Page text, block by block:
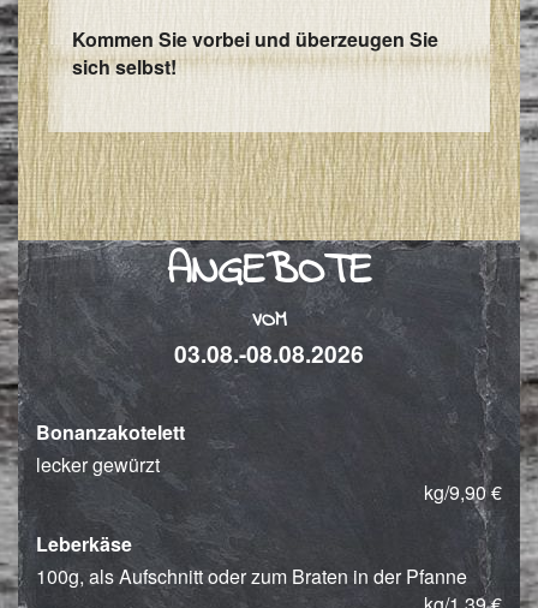
Kommen Sie vorbei und überzeugen Sie
sich selbst!
ANGEBOTE
VOM
03.08.-08.08.2026
Bonanzakotelett
lecker gewürzt
kg/9,90 €
Leberkäse
100g, als Aufschnitt oder zum Braten in der Pfanne